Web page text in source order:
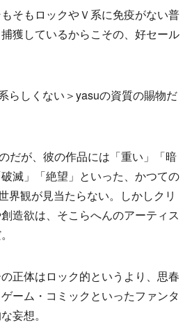
そもロックやＶ系に免疫がない普
獲しているからこその、好セール
らしくない＞yasuの資質の賜物だ
だが、彼の作品には「重い」「暗
滅」「絶望」といった、かつての
界観が見当たらない。しかしクリ
造欲は、そこらへんのアーティス
正体はロック的というより、思春
ーム・コミックといったファンタ
妄想。